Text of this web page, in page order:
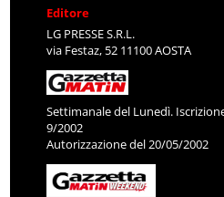
Editore
LG PRESSE S.R.L.
via Festaz, 52 11100 AOSTA
Settimanale del Lunedì.
9/2002
Autorizzazione del 20/05/2002